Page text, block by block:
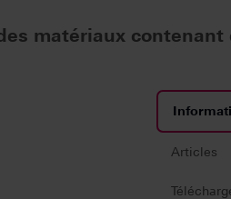
matériaux contenant
Articles